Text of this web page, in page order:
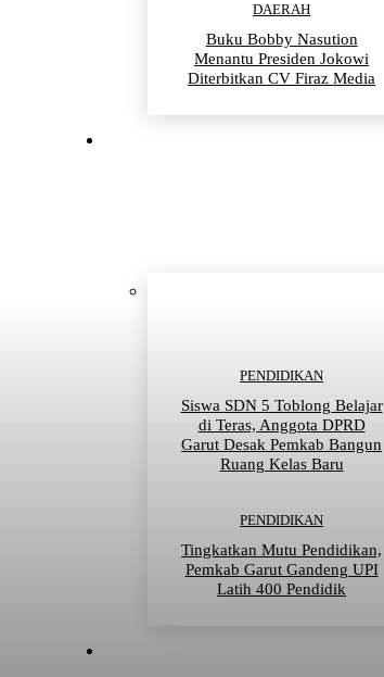
DAERAH
Buku Bobby Nasution
Menantu Presiden Jokowi
Diterbitkan CV Firaz Media
PENDIDIKAN
Siswa SDN 5 Toblong Belajar
di Teras, Anggota DPRD
Garut Desak Pemkab Bangun
Ruang Kelas Baru
PENDIDIKAN
Tingkatkan Mutu Pendidikan,
Pemkab Garut Gandeng UPI
Latih 400 Pendidik